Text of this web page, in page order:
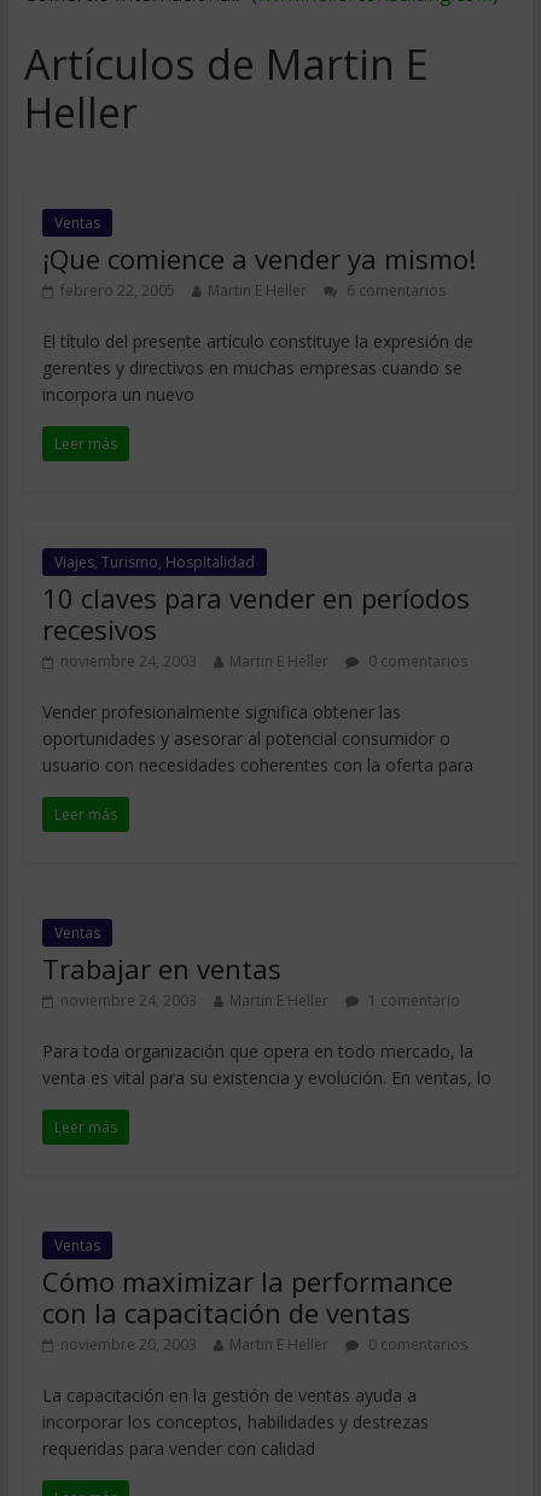
Artículos de Martin E
Heller
Ventas
¡Que comience a vender ya mismo!
febrero 22, 2005 Martin E Heller 6 comentarios
El título del presente artículo constituye la expresión de
gerentes y directivos en muchas empresas cuando se
incorpora un nuevo
Leer más
Viajes, Turismo, Hospitalidad
10 claves para vender en períodos
recesivos
noviembre 24, 2003 Martin E Heller 0 comentarios
Vender profesionalmente significa obtener las
oportunidades y asesorar al potencial consumidor o
usuario con necesidades coherentes con la oferta para
Leer más
Ventas
Trabajar en ventas
noviembre 24, 2003 Martin E Heller 1 comentario
Para toda organización que opera en todo mercado, la
venta es vital para su existencia y evolución. En ventas, lo
Leer más
Ventas
Cómo maximizar la performance
con la capacitación de ventas
noviembre 20, 2003 Martin E Heller 0 comentarios
La capacitación en la gestión de ventas ayuda a
incorporar los conceptos, habilidades y destrezas
requeridas para vender con calidad